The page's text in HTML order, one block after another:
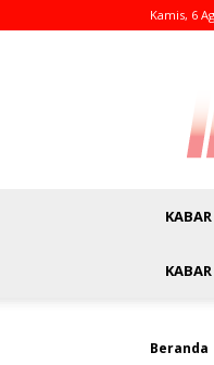
Kamis, 6
Beranda